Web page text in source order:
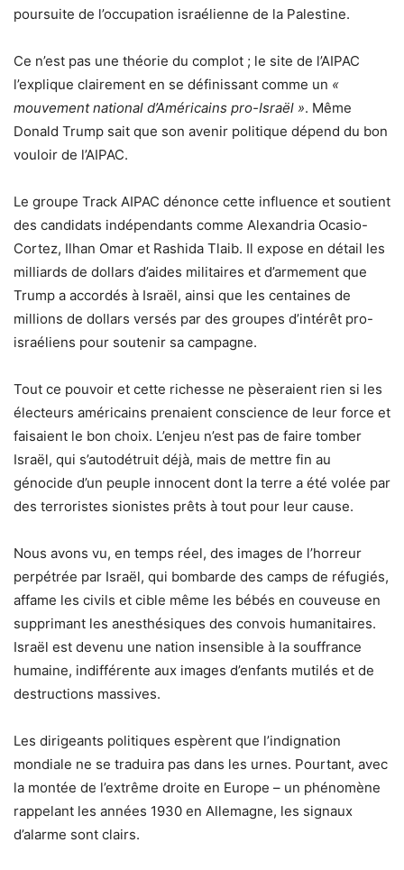
poursuite de l’occupation israélienne de la Palestine.
Ce n’est pas une théorie du complot ; le site de l’AIPAC
l’explique clairement en se définissant comme un «
mouvement national d’Américains pro-Israël ». Même
Donald Trump sait que son avenir politique dépend du bon
vouloir de l’AIPAC.
Le groupe Track AIPAC dénonce cette influence et soutient
des candidats indépendants comme Alexandria Ocasio-
Cortez, Ilhan Omar et Rashida Tlaib. Il expose en détail les
milliards de dollars d’aides militaires et d’armement que
Trump a accordés à Israël, ainsi que les centaines de
millions de dollars versés par des groupes d’intérêt pro-
israéliens pour soutenir sa campagne.
Tout ce pouvoir et cette richesse ne pèseraient rien si les
électeurs américains prenaient conscience de leur force et
faisaient le bon choix. L’enjeu n’est pas de faire tomber
Israël, qui s’autodétruit déjà, mais de mettre fin au
génocide d’un peuple innocent dont la terre a été volée par
des terroristes sionistes prêts à tout pour leur cause.
Nous avons vu, en temps réel, des images de l’horreur
perpétrée par Israël, qui bombarde des camps de réfugiés,
affame les civils et cible même les bébés en couveuse en
supprimant les anesthésiques des convois humanitaires.
Israël est devenu une nation insensible à la souffrance
humaine, indifférente aux images d’enfants mutilés et de
destructions massives.
Les dirigeants politiques espèrent que l’indignation
mondiale ne se traduira pas dans les urnes. Pourtant, avec
la montée de l’extrême droite en Europe – un phénomène
rappelant les années 1930 en Allemagne, les signaux
d’alarme sont clairs.